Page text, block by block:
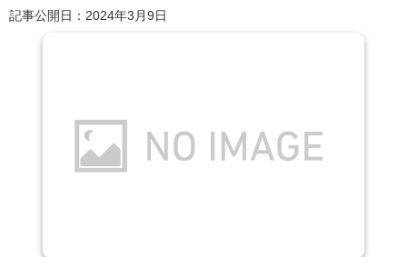
記事公開日：2024年3月9日